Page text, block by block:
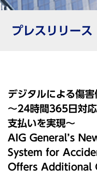
プ
で
プレスリリース
デジタルによる傷
～24時間365日対
支払いを実現～
AIG General’s
System for
Offers Additional